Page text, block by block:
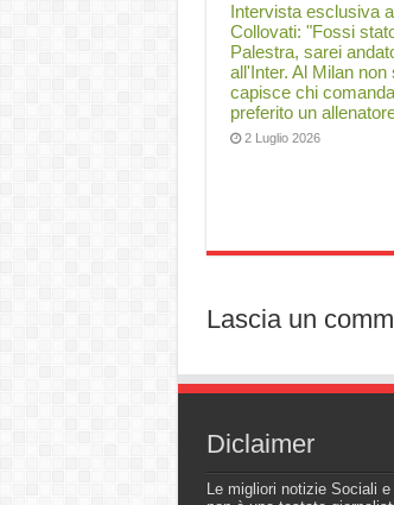
Intervista esclusiva
Collovati: "Fossi
Palestra, sarei
all'Inter. Al Milan non
capisce chi
preferito un
2 Luglio 2026
Lascia un
Diclaimer
Le migliori notizie Sociali